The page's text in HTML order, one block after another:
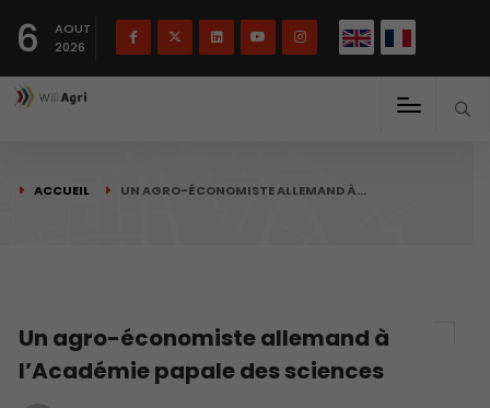
6
AOUT
2026
ACCUEIL UN AGRO-ÉCONOMISTE ALLEMAND À…
Un agro-économiste allemand à
l’Académie papale des sciences
Français English(English)